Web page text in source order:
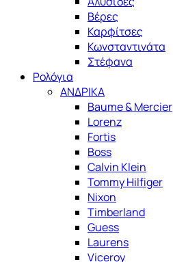
Βέρες
Καρφίτσες
Κωνσταντινάτα
Στέφανα
Ρολόγια
ΑΝΔΡΙΚΑ
Baume & Mercier
Lorenz
Fortis
Boss
Calvin Klein
Tommy Hilfiger
Nixon
Timberland
Guess
Laurens
Viceroy